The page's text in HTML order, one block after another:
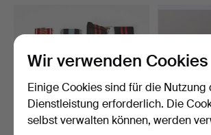
Wir verwenden Cookies
Einige Cookies sind für die Nutzung
Dienstleistung erforderlich. Die
selbst verwalten können, werden